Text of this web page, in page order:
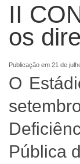
II
os
Publicação em 21 de
O
Pública